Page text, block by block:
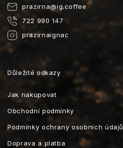
prazirna@ig.coffee
722 990 147
prazirnaignac
Důležité odkazy
Jak nakupovat
Obchodní podmínky
Podmínky ochrany osobních údajů
Doprava a platba